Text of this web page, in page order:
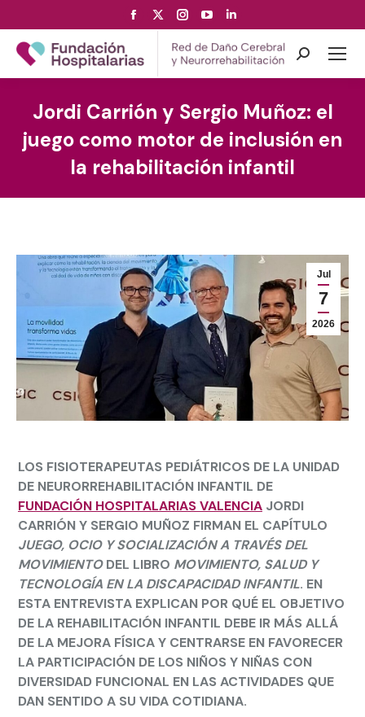
Facebook
page
opens
in
window
page
opens
in
window
Instagram
page
opens
in
window
YouTube
page
opens
in
window
page
opens
in
window
Search:
Jordi Carrión y Sergio Muñoz: el
juego como motor de inclusión en
la rehabilitación infantil
Jul
7
2026
LOS FISIOTERAPEUTAS PEDIÁTRICOS DE LA UNIDAD
DE NEURORREHABILITACIÓN INFANTIL DE
FUNDACIÓN HOSPITALARIAS VALENCIA JORDI
CARRIÓNY SERGIO MUÑOZ FIRMAN EL CAPÍTULO
JUEGO, OCIO Y SOCIALIZACIÓN A TRAVÉS DEL
MOVIMIENTODEL LIBRO MOVIMIENTO, SALUD Y
TECNOLOGÍA EN LA DISCAPACIDAD INFANTIL. EN
ESTA ENTREVISTA EXPLICAN POR QUÉ EL OBJETIVO
DE LA REHABILITACIÓN INFANTIL DEBE IR MÁS ALLÁ
DE LA MEJORA FÍSICA Y CENTRARSE EN FAVORECER
LA PARTICIPACIÓN DE LOS NIÑOS Y NIÑAS CON
DIVERSIDAD FUNCIONAL EN LAS ACTIVIDADES QUE
DAN SENTIDO A SU VIDA COTIDIANA.